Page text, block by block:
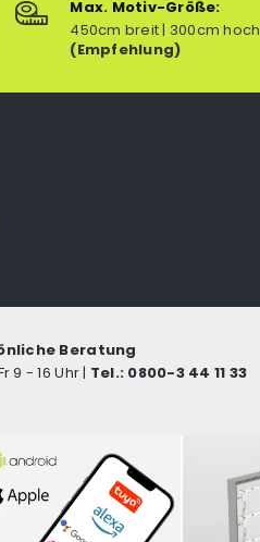
Max. Motiv-Größe:
450cm breit | 300cm hoch
(Empfehlung)
Beratung
9 - 16 Uhr | Tel.: 0800-3 44 11 33